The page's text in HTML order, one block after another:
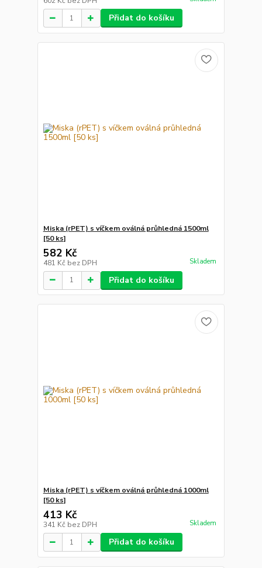
Přidat do košíku
Miska (rPET) s víčkem oválná průhledná 1500ml
[50 ks]
582 Kč
481 Kč bez DPH Skladem
Přidat do košíku
Miska (rPET) s víčkem oválná průhledná 1000ml
[50 ks]
413 Kč
341 Kč bez DPH Skladem
Přidat do košíku